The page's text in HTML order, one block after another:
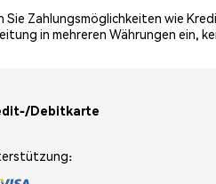
Sie Zahlungsmöglichkeiten wie
in mehreren Währungen ein,
Debitkarte